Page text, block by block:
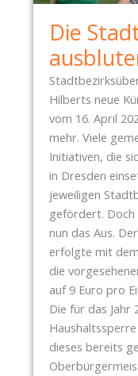
V
.
R
I
L
2
6
:
Die
Hilberts neue
vom 16. April
mehr. Viele
Initiativen, die
in Dresden
jeweiligen
gefördert.
nun das Aus.
erfolgte mit
die
auf 9 Euro pro
Die für das Jahr
dieses bereits